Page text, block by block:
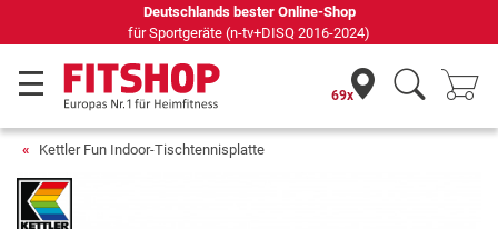
Seit 42 Jahren Ihr Experte für Heimfitness
69x
Kettler Fun Indoor-Tischtennisplatte